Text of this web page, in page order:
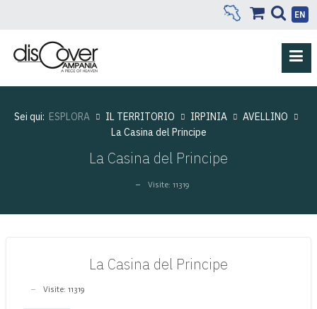
EN
Sei qui: ESPLORA IL TERRITORIO IRPINIA
AVELLINO
La Casina del Principe
La Casina del Principe
Visite: 11319
La Casina del Principe
Visite: 11319